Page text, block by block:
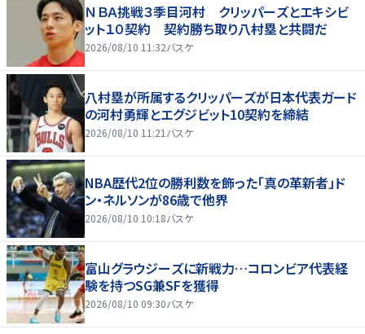
ＮＢＡ挑戦３季目河村 クリッパーズとエキシビ
ット１０契約 契約勝ち取り八村塁と共闘だ
2026/08/10 11:32バスケ
八村塁が所属するクリッパーズが日本代表ガード
の河村勇輝とエグジビット10契約を締結
2026/08/10 11:21 バスケ
NBA歴代2位の勝利数を飾った「真の革新者」ド
ン・ネルソンが86歳で他界
2026/08/10 10:18バスケ
富山グラウジーズに新戦力…コロンビア代表経
験を持つSG兼SFを獲得
2026/08/10 09:30バスケ